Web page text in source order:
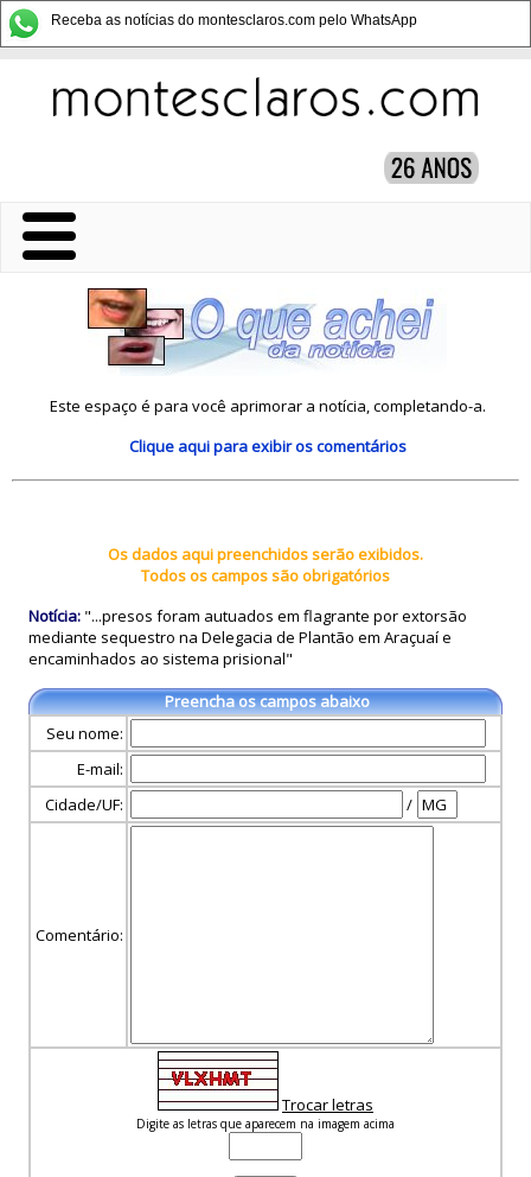
Receba as notícias do montesclaros.com pelo WhatsApp
Este espaço é para você aprimorar a notícia, completando-a.
Clique aquipara exibir os comentários
Os dados aqui preenchidos serão exibidos.
Todos os campos são obrigatórios
Notícia: "...presos foram autuados em flagrante por extorsão
mediante sequestro na Delegacia de Plantão em Araçuaí e
encaminhados ao sistema prisional"
Preencha os campos abaixo
Seu nome:
E-mail:
Cidade/UF:
/
Comentário:
Trocar letras
Digite as letras que aparecem na imagem acima